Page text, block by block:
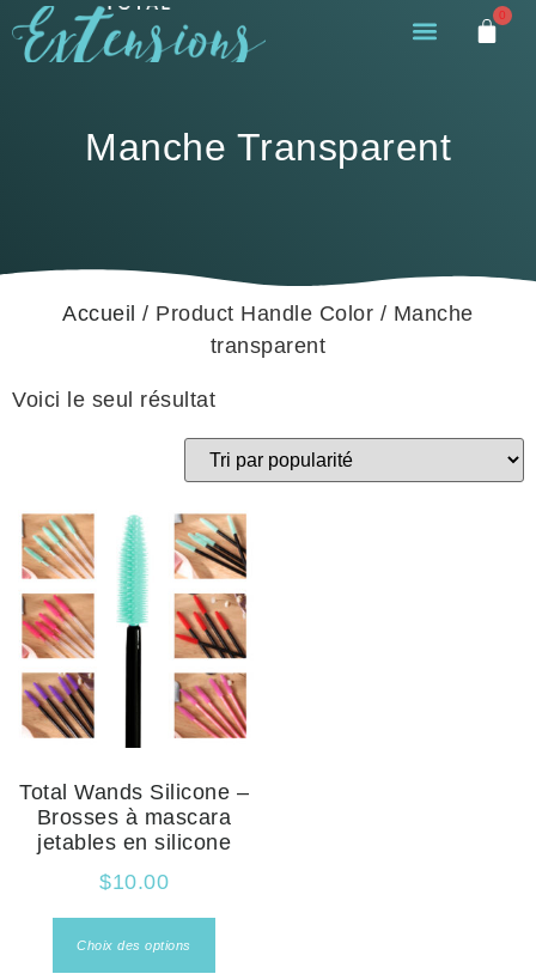
0
Manche Transparent
Accueil / Product Handle Color / Manche
transparent
Voici le seul résultat
Total Wands Silicone –
Brosses à mascara
jetables en silicone
$10.00
Choix des options